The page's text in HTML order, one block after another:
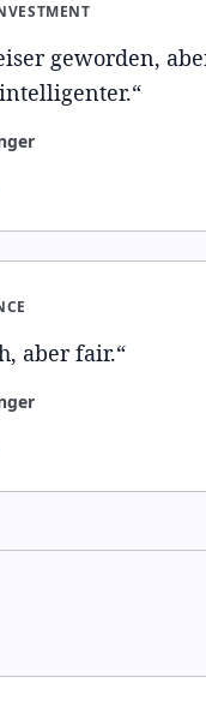
geworden,
“
aber fair.“